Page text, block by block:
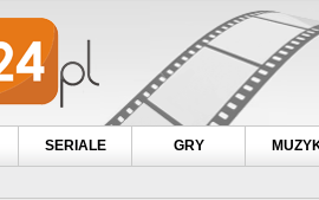
SERIALE GRY